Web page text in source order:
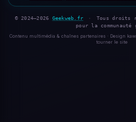
© 2024–2026 Geekweb.fr · Tous droits
pour la communauté
Contenu multimédia & chaînes partenaires · Design
tourner le site